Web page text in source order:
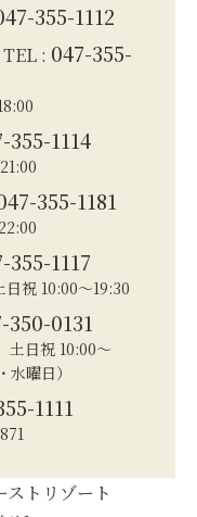
355-1112
: 047-355-
355-1114
355-1181
355-1117
祝 10:00～19:30
350-0131
土日祝 10:00～
曜日）
1111
ストリゾート